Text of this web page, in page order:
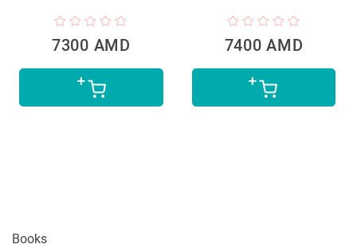
7300 AMD 7400 AMD
Books